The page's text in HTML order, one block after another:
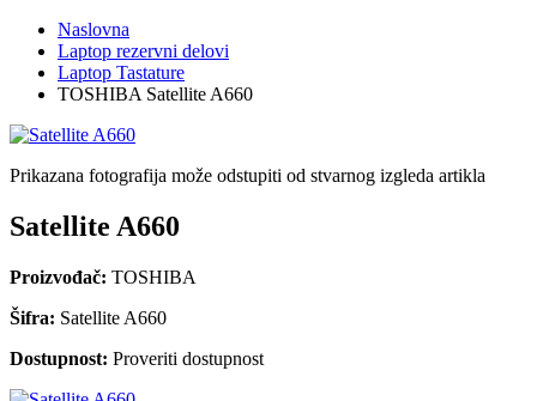
Naslovna
Laptop rezervni delovi
Laptop Tastature
TOSHIBA Satellite A660
Prikazana fotografija može odstupiti od stvarnog izgleda artikla
Satellite A660
Proizvođač: TOSHIBA
Šifra: Satellite A660
Dostupnost: Proveriti dostupnost